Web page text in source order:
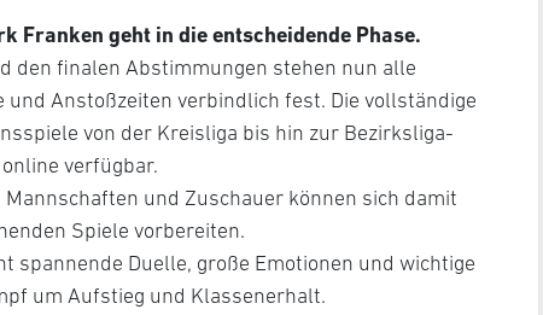
Franken geht in die entscheidende Phase.
den finalen Abstimmungen stehen nun alle
und Anstoßzeiten verbindlich fest. Die vollständige
von der Kreisliga bis hin zur Bezirksliga-
verfügbar.
und Zuschauer können sich damit
Spiele vorbereiten.
spannende Duelle, große Emotionen und wichtige
um Aufstieg und Klassenerhalt.